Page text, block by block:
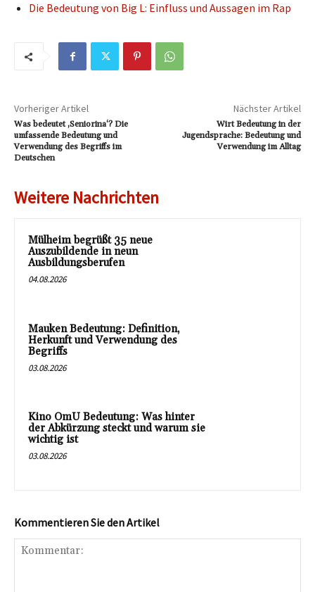
Die Bedeutung von Big L: Einfluss und Aussagen im Rap
Vorheriger Artikel
Was bedeutet ‚Seniorina‘? Die
umfassende Bedeutung und
Verwendung des Begriffs im
Deutschen
Nächster Artikel
Wirt Bedeutung in der
Jugendsprache: Bedeutung und
Verwendung im Alltag
Weitere Nachrichten
Mülheim begrüßt 35 neue
Auszubildende in neun
Ausbildungsberufen
04.08.2026
Mauken Bedeutung: Definition,
Herkunft und Verwendung des
Begriffs
03.08.2026
Kino OmU Bedeutung: Was hinter
der Abkürzung steckt und warum sie
wichtig ist
03.08.2026
Kommentieren Sie den Artikel